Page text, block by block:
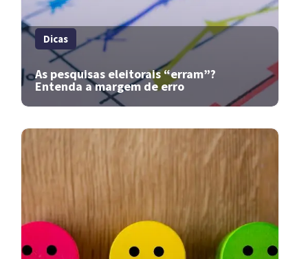
Dicas
As pesquisas eleitorais “erram”?
Entenda a margem de erro